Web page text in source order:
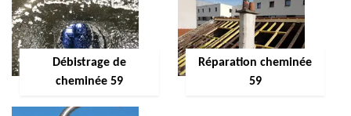
Débistrage de
cheminée 59
Réparation cheminée
59